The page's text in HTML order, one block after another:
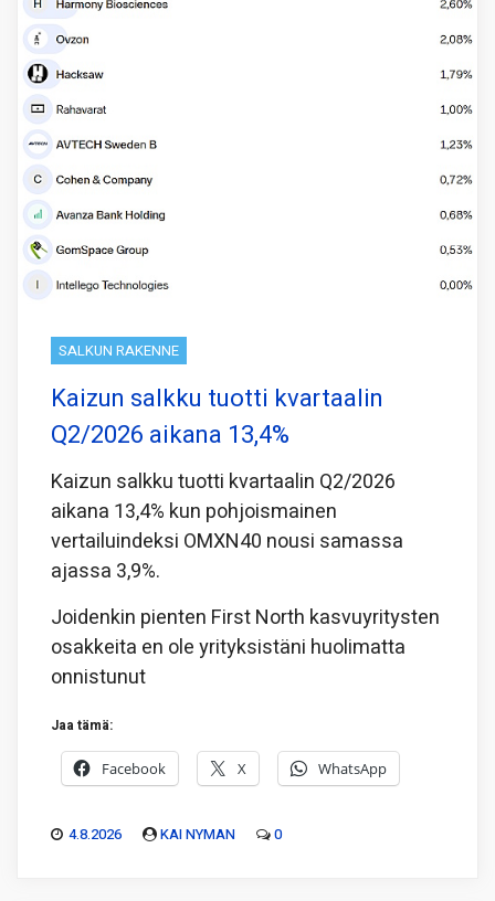
SALKUN RAKENNE
Kaizun salkku tuotti kvartaalin
Q2/2026 aikana 13,4%
Kaizun salkku tuotti kvartaalin Q2/2026
aikana 13,4% kun pohjoismainen
vertailuindeksi OMXN40 nousi samassa
ajassa 3,9%.
Joidenkin pienten First North kasvuyritysten
osakkeita en ole yrityksistäni huolimatta
onnistunut
Jaa tämä:
Facebook X WhatsApp
4.8.2026 KAI NYMAN 0